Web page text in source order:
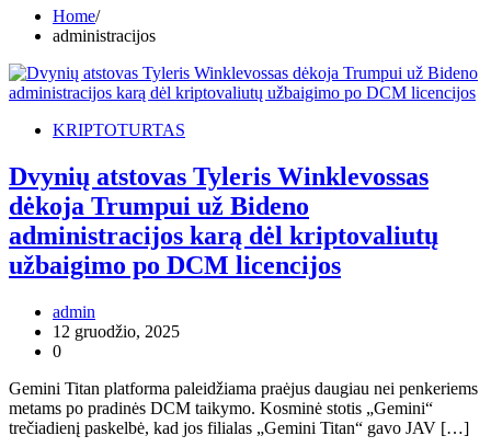
Home
administracijos
KRIPTOTURTAS
Dvynių atstovas Tyleris Winklevossas
dėkoja Trumpui už Bideno
administracijos karą dėl kriptovaliutų
užbaigimo po DCM licencijos
admin
12 gruodžio, 2025
0
Gemini Titan platforma paleidžiama praėjus daugiau nei penkeriems
metams po pradinės DCM taikymo. Kosminė stotis „Gemini“
trečiadienį paskelbė, kad jos filialas „Gemini Titan“ gavo JAV […]